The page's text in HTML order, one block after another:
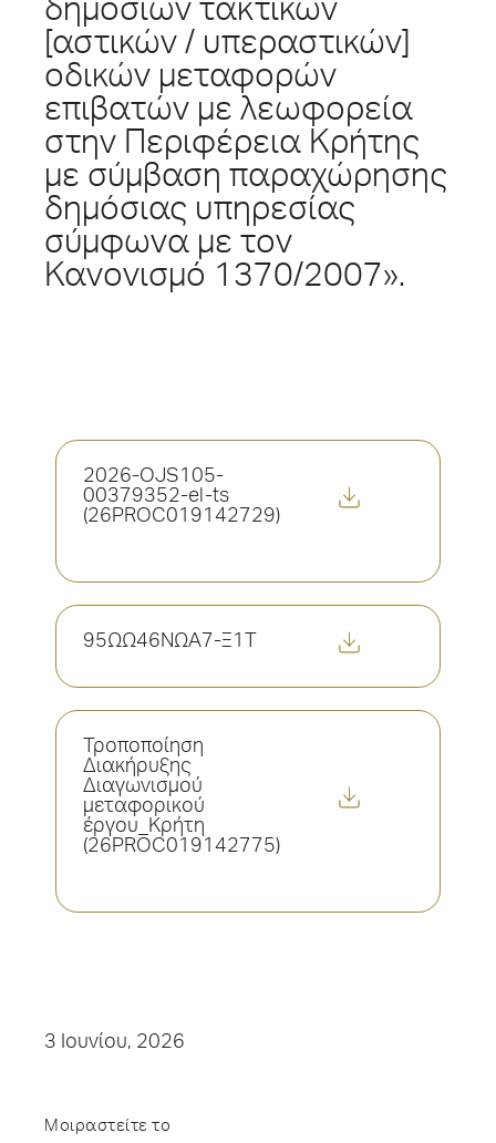
3 Ιουνίου, 2026
Μοιραστείτε το
δημόσιων τακτικών
[αστικών / υπεραστικών]
οδικών μεταφορών
επιβατών με λεωφορεία
στην Περιφέρεια Κρήτης
με σύμβαση παραχώρησης
δημόσιας υπηρεσίας
σύμφωνα με τον
Κανονισμό 1370/2007».
2026-OJS105-
00379352-el-ts
(26PROC019142729)
95ΩΩ46ΝΩΑ7-Ξ1Τ
Τροποποίηση
Διακήρυξης
Διαγωνισμού
μεταφορικού
έργου_Κρήτη
(26PROC019142775)